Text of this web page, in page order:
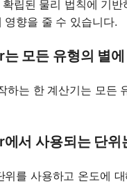
립된 물리 법칙에 기
영향을 줄 수 있습니다.
모든 유형의 별에
하는 한 계산기는 모든
서 사용되는 단위
를 사용하고 온도에